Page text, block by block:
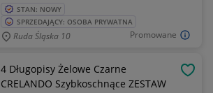
Promowane
STAN: NOWY
SPRZEDAJĄCY: OSOBA PRYWATNA
Ruda Śląska 10
4 Długopisy Żelowe Czarne
CRELANDO Szybkoschnące ZESTAW